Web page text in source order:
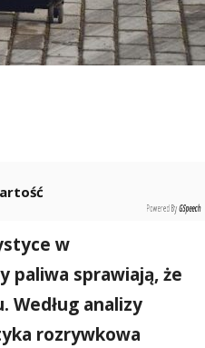
Powered By GSpeech
w
paliwa sprawiają, że
Według analizy
rozrywkowa